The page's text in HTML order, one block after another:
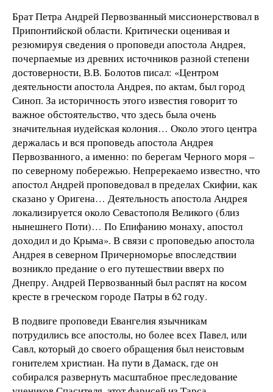
Брат Петра Андрей Первозванный миссионерствовал в
Припонтийской области. Критически оценивая и
резюмируя сведения о проповеди апостола Андрея,
почерпаемые из древних источников разной степени
достоверности, В.В. Болотов писал: «Центром
деятельности апостола Андрея, по актам, был город
Синоп. За историчность этого известия говорит то
важное обстоятельство, что здесь была очень
значительная иудейская колония… Около этого центра
держалась и вся проповедь апостола Андрея
Первозванного, а именно: по берегам Черного моря –
по северному побережью. Непререкаемо известно, что
апостол Андрей проповедовал в пределах Скифии, как
сказано у Оригена… Деятельность апостола Андрея
локализируется около Севастополя Великого (близ
нынешнего Поти)… По Епифанию монаху, апостол
доходил и до Крыма». В связи с проповедью апостола
Андрея в северном Причерноморье впоследствии
возникло предание о его путешествии вверх по
Днепру. Андрей Первозванный был распят на косом
кресте в греческом городе Патры в 62 году.
В подвиге проповеди Евангелия язычникам
потрудились все апостолы, но более всех Павел, или
Савл, который до своего обращения был неистовым
гонителем христиан. На пути в Дамаск, где он
собирался развернуть масштабное преследование